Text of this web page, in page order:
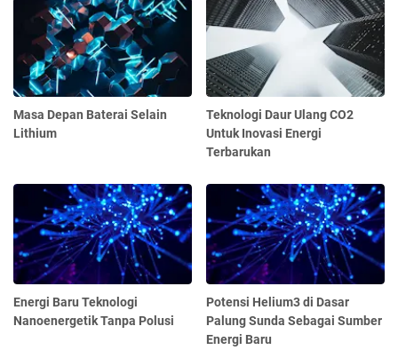
Masa Depan Baterai Selain
Lithium
Teknologi Daur Ulang CO2
Untuk Inovasi Energi
Terbarukan
Energi Baru Teknologi
Nanoenergetik Tanpa Polusi
Potensi Helium3 di Dasar
Palung Sunda Sebagai Sumber
Energi Baru